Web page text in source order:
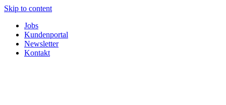
Skip to content
Jobs
Kundenportal
Newsletter
Kontakt